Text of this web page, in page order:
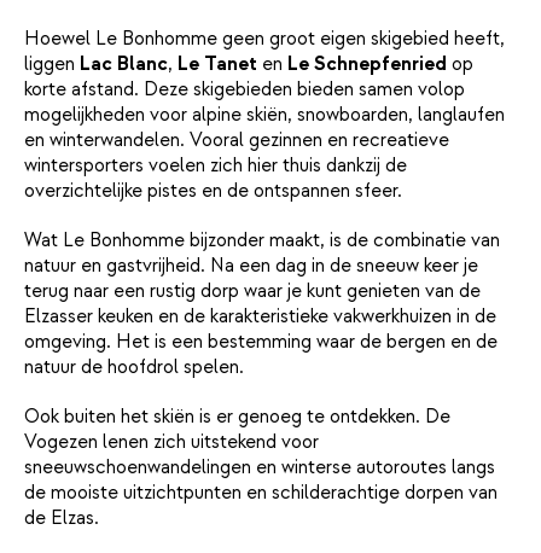
Hoewel Le Bonhomme geen groot eigen skigebied heeft,
liggen Lac Blanc, Le Tanet en Le Schnepfenried op
korte afstand. Deze skigebieden bieden samen volop
mogelijkheden voor alpine skiën, snowboarden, langlaufen
en winterwandelen. Vooral gezinnen en recreatieve
wintersporters voelen zich hier thuis dankzij de
overzichtelijke pistes en de ontspannen sfeer.
Wat Le Bonhomme bijzonder maakt, is de combinatie van
natuur en gastvrijheid. Na een dag in de sneeuw keer je
terug naar een rustig dorp waar je kunt genieten van de
Elzasser keuken en de karakteristieke vakwerkhuizen in de
omgeving. Het is een bestemming waar de bergen en de
natuur de hoofdrol spelen.
Ook buiten het skiën is er genoeg te ontdekken. De
Vogezen lenen zich uitstekend voor
sneeuwschoenwandelingen en winterse autoroutes langs
de mooiste uitzichtpunten en schilderachtige dorpen van
de Elzas.